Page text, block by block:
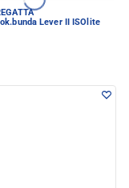
Lever II ISOlite